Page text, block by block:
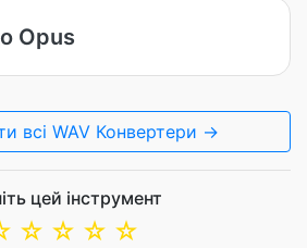
Opus
всі WAV Конвертери →
цей інструмент
☆
☆
☆
☆